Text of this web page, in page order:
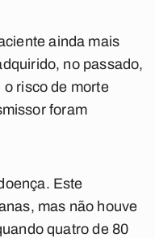
ainda mais
no passado,
risco de morte
foram
Este
mas não houve
quatro de 80